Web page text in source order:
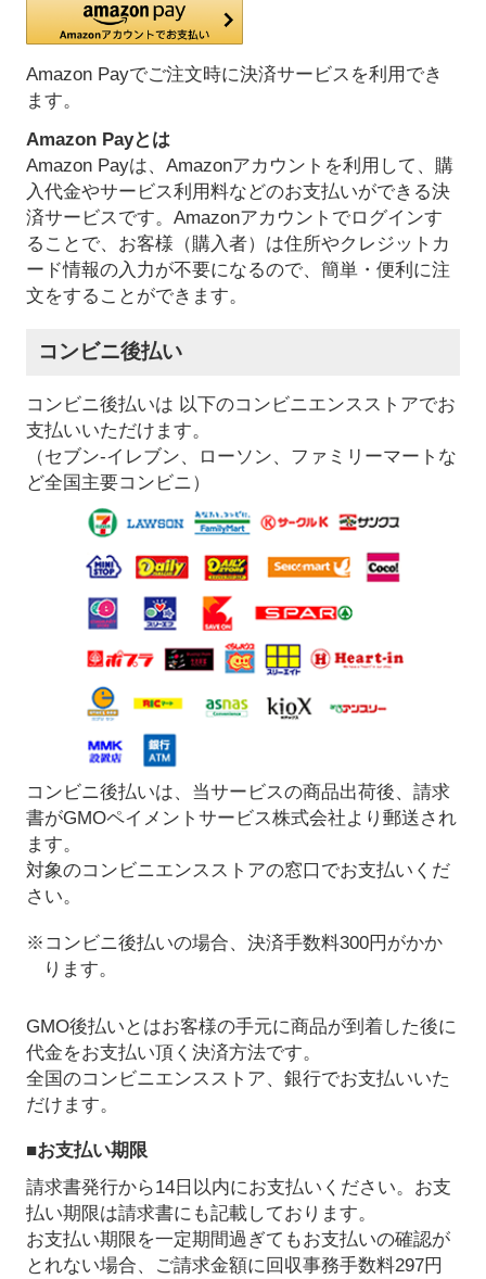
Amazon Payでご注文時に決済サービスを利用でき
ます。
Amazon Payとは
Amazon Payは、Amazonアカウントを利用して、購
入代金やサービス利用料などのお支払いができる決
済サービスです。Amazonアカウントでログインす
ることで、お客様（購入者）は住所やクレジットカ
ード情報の入力が不要になるので、簡単・便利に注
文をすることができます。
コンビニ後払い
コンビニ後払いは 以下のコンビニエンスストアでお
支払いいただけます。
（セブン-イレブン、ローソン、ファミリーマートな
ど全国主要コンビニ）
コンビニ後払いは、当サービスの商品出荷後、請求
書がGMOペイメントサービス株式会社より郵送され
ます。
対象のコンビニエンスストアの窓口でお支払いくだ
さい。
※コンビニ後払いの場合、決済手数料300円がかか
ります。
GMO後払いとはお客様の手元に商品が到着した後に
代金をお支払い頂く決済方法です。
全国のコンビニエンスストア、銀行でお支払いいた
だけます。
■お支払い期限
請求書発行から14日以内にお支払いください。お支
払い期限は請求書にも記載しております。
お支払い期限を一定期間過ぎてもお支払いの確認が
とれない場合、ご請求金額に回収事務手数料297円